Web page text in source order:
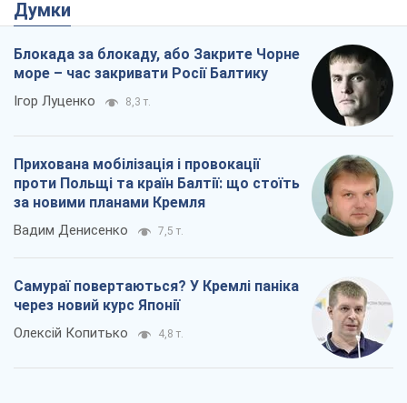
Думки
Блокада за блокаду, або Закрите Чорне
море – час закривати Росії Балтику
Ігор Луценко 8,3 т.
Прихована мобілізація і провокації
проти Польщі та країн Балтії: що стоїть
за новими планами Кремля
Вадим Денисенко 7,5 т.
Самураї повертаються? У Кремлі паніка
через новий курс Японії
Олексій Копитько 4,8 т.